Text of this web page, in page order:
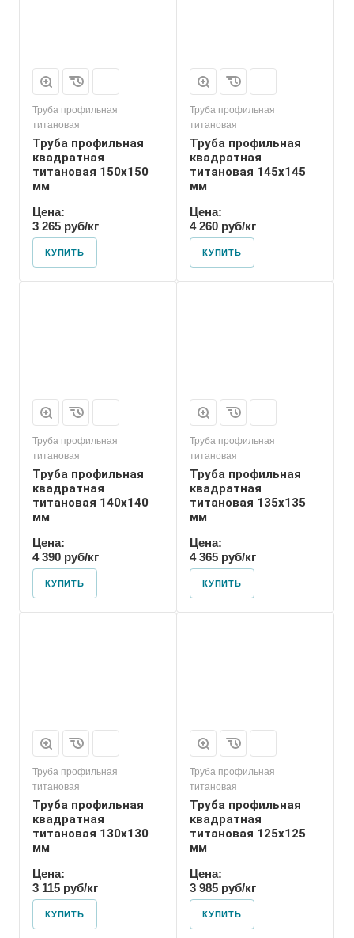
Труба профильная
титановая
Труба профильная
квадратная
титановая 150х150
мм
Цена:
3 265 руб/кг
КУПИТЬ
Труба профильная
титановая
Труба профильная
квадратная
титановая 145х145
мм
Цена:
4 260 руб/кг
КУПИТЬ
Труба профильная
титановая
Труба профильная
квадратная
титановая 140х140
мм
Цена:
4 390 руб/кг
КУПИТЬ
Труба профильная
титановая
Труба профильная
квадратная
титановая 135х135
мм
Цена:
4 365 руб/кг
КУПИТЬ
Труба профильная
титановая
Труба профильная
квадратная
титановая 130х130
мм
Цена:
3 115 руб/кг
КУПИТЬ
Труба профильная
титановая
Труба профильная
квадратная
титановая 125х125
мм
Цена:
3 985 руб/кг
КУПИТЬ